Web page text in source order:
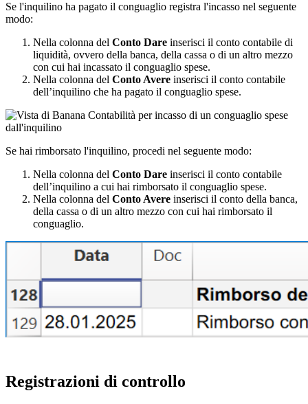
Se l'inquilino ha pagato il conguaglio registra l'incasso nel seguente
modo:
Nella colonna del Conto Dare inserisci il conto contabile di
liquidità, ovvero della banca, della cassa o di un altro mezzo
con cui hai incassato il conguaglio spese.
Nella colonna del Conto Avere inserisci il conto contabile
dell’inquilino che ha pagato il conguaglio spese.
Se hai rimborsato l'inquilino, procedi nel seguente modo:
Nella colonna del Conto Dare inserisci il conto contabile
dell’inquilino a cui hai rimborsato il conguaglio spese.
Nella colonna del Conto Avere inserisci il conto della banca,
della cassa o di un altro mezzo con cui hai rimborsato il
conguaglio.
Registrazioni di controllo